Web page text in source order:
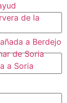
de la
a Berdejo
de Soria
a Soria